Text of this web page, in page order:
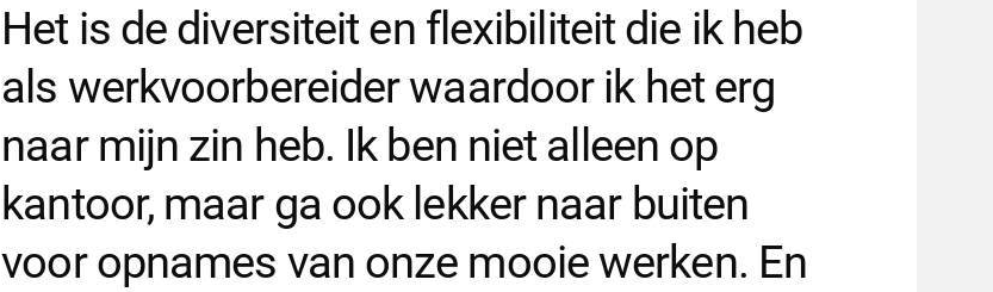
Het is de diversiteit en flexibiliteit die ik heb
als werkvoorbereider waardoor ik het erg
naar mijn zin heb. Ik ben niet alleen op
kantoor, maar ga ook lekker naar buiten
voor opnames van onze mooie werken. En